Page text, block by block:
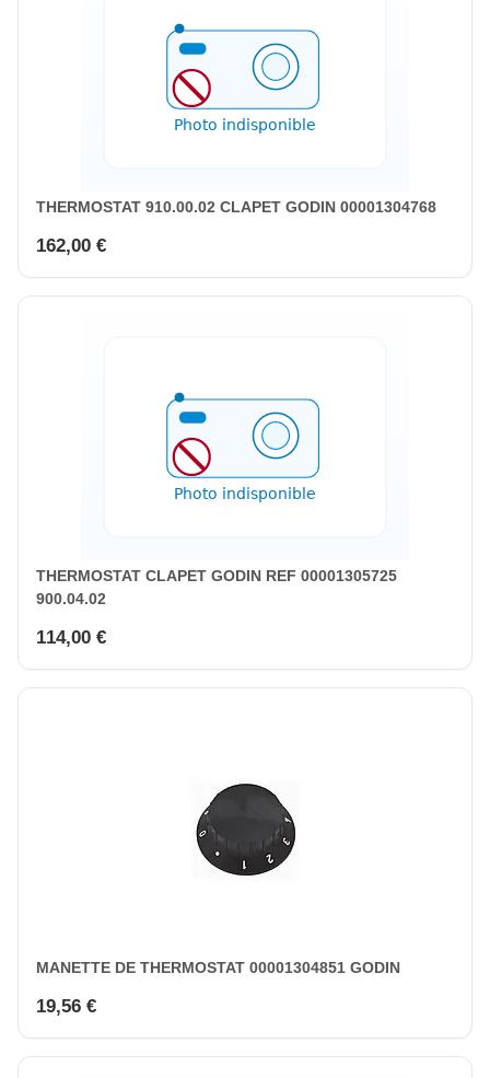
THERMOSTAT 910.00.02 CLAPET GODIN 00001304768
162,00 €
THERMOSTAT CLAPET GODIN REF 00001305725
900.04.02
114,00 €
MANETTE DE THERMOSTAT 00001304851 GODIN
19,56 €